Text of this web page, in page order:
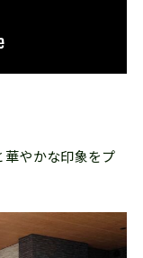
やかな印象をプ